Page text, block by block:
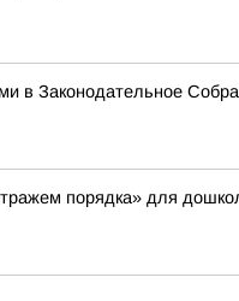
в Законодательное
порядка» для